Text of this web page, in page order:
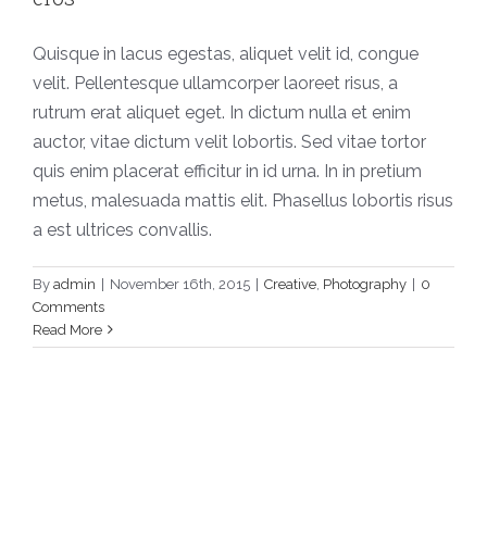
Quisque in lacus egestas, aliquet velit id, congue
velit. Pellentesque ullamcorper laoreet risus, a
rutrum erat aliquet eget. In dictum nulla et enim
auctor, vitae dictum velit lobortis. Sed vitae tortor
quis enim placerat efficitur in id urna. In in pretium
metus, malesuada mattis elit. Phasellus lobortis risus
a est ultrices convallis.
By admin | November 16th, 2015 | Creative Photography | 0
Comments
Read More